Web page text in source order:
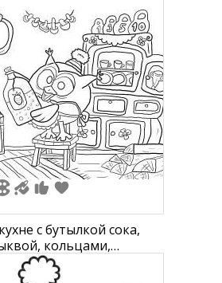
с бутылкой сока,
кольцами,
посудой, и